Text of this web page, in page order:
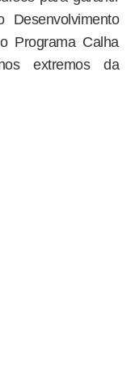
Programa Calha
extremos da